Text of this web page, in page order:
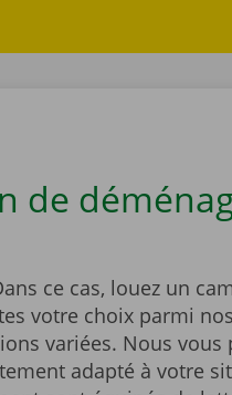
de
ce cas, louez un
votre choix parmi
variées. Nous vous
adapté à votre